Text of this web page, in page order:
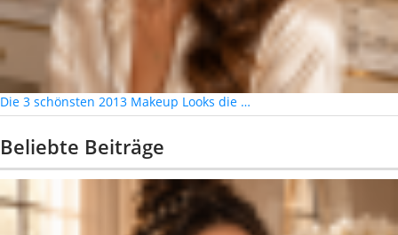
Die 3 schönsten 2013 Makeup Looks die …
Beliebte Beiträge